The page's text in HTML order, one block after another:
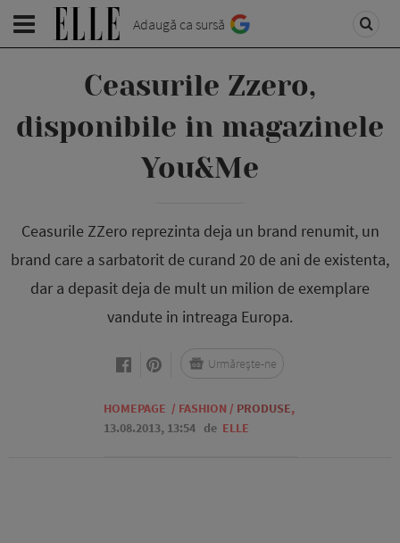
Adaugă ca sursă
Ceasurile Zzero,
disponibile in magazinele
You&Me
Ceasurile ZZero reprezinta deja un brand renumit, un
brand care a sarbatorit de curand 20 de ani de existenta,
dar a depasit deja de mult un milion de exemplare
vandute in intreaga Europa.
HOMEPAGE / FASHION / PRODUSE,
13.08.2013, 13:54 de ELLE
Urmărește-ne